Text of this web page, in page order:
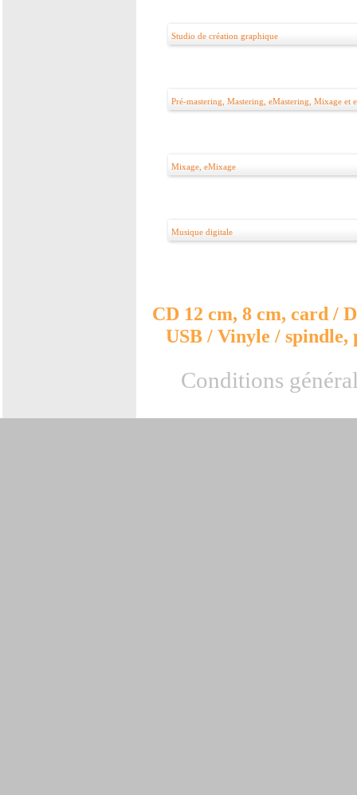
Studio de création graphique
Pré-mastering, Mastering, eMastering, Mixage et
Mixage, eMixage
Musique digitale
CD 12 cm, 8 cm, card /
USB / Vinyle /
Conditions